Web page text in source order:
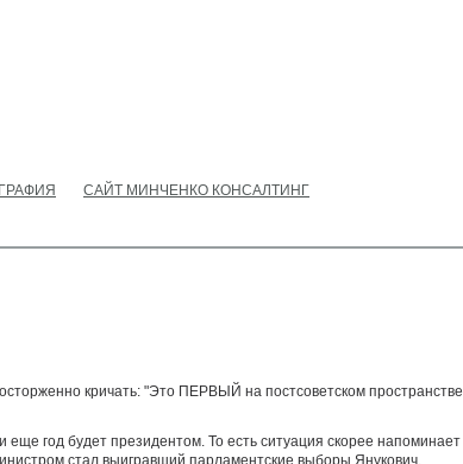
САЙТ МИНЧЕНКО КОНСАЛТИНГ
кричать: "Это ПЕРВЫЙ на постсоветском пространстве
год будет президентом. То есть ситуация скорее напоминает
стал выигравший парламентские выборы Янукович.